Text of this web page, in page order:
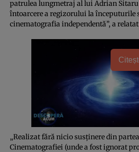
patrulea lungmetraj al lui Adrian
întoarcere a regizorului la începuturile
cinematografia independentă”, a
„Realizat fără nicio susţinere din
Cinematografiei (unde a fost ignorat